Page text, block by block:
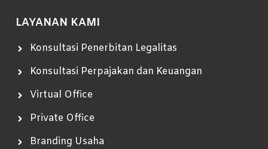
LAYANAN KAMI
Konsultasi Penerbitan Legalitas
Konsultasi Perpajakan dan Keuangan
Virtual Office
Private Office
Branding Usaha